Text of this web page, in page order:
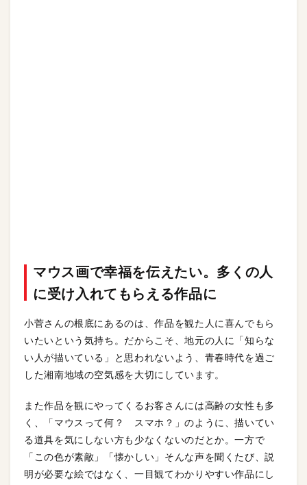
マウス画で幸福を伝えたい。多くの人
に受け入れてもらえる作品に
小菅さんの根底にあるのは、作品を観た人に喜んでもら
いたいという気持ち。だからこそ、地元の人に「知らな
い人が描いている」と思われないよう、青春時代を過ご
した湘南地域の空気感を大切にしています。
また作品を観にやってくるお客さんには高齢の女性も多
く、「マウスって何？ スマホ？」のように、描いてい
る道具を気にしない方も少なくないのだとか。一方で
「この色が素敵」「懐かしい」そんな声を聞くたび、説
明が必要な絵ではなく、一目観てわかりやすい作品にし